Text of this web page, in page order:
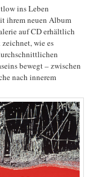
ins Leben
ihrem neuen Album
auf CD erhältlich
wie es
bewegt – zwischen
nach innerem